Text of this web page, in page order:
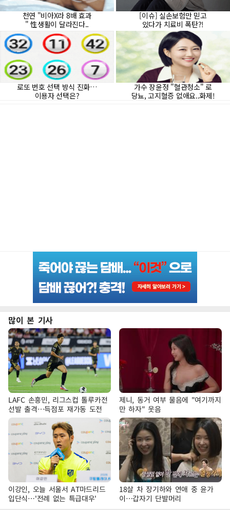
많이 본 기사
LAFC 손흥민, 리그스컵 톨루카전
선발 출격…득점포 재가동 도전
제니, 동거 여부 물음에 "여기까지
만 하자" 웃음
이강인, 오늘 서울서 AT마드리드
입단식…'전례 없는 특급대우'
18살 차 장기하와 연애 중 윤가
이…갑자기 단발머리